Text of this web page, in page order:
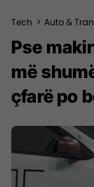
Tech > Auto &
Pse
më
çfarë po